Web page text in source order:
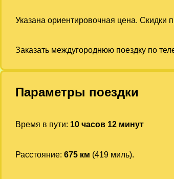
Указана ориентировочная цена. Скидки
Заказать междугороднюю поездку по
Параметры поездки
Время в пути: 10 часов 12 минут
Расстояние: 675 км (419 миль).